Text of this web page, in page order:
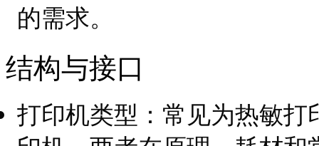
的需求。
结构与接口
打印机类型：常见为热敏